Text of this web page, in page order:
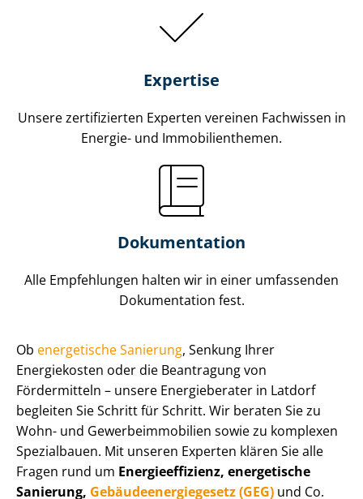
Expertise
Unsere zertifizierten Experten vereinen Fachwissen in
Energie- und Im­mo­bi­li­en­the­men.
Dokumentation
Alle Empfehlungen halten wir in einer umfassenden
Dokumentation fest.
Ob energetische Sanierung, Senkung Ihrer
Energiekosten oder die Beantragung von
Fördermitteln – unsere Energieberater in Latdorf
begleiten Sie Schritt für Schritt. Wir beraten Sie zu
Wohn- und Ge­wer­be­im­mo­bi­li­en sowie zu komplexen
Spezialbauen. Mit unseren Experten klären Sie alle
Fragen rund um En­er­gie­ef­fi­zi­enz, energetische
Sanierung, Ge­bäu­de­en­er­gie­ge­setz (GEG) und Co.